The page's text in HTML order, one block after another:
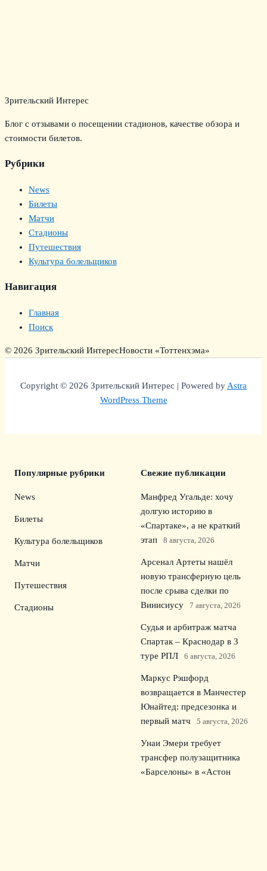
Зрительский Интерес
Блог с отзывами о посещении стадионов, качестве обзора и
стоимости билетов.
Рубрики
News
Билеты
Матчи
Стадионы
Путешествия
Культура болельщиков
Навигация
Главная
Поиск
© 2026 Зрительский ИнтересНовости «Тоттенхэма»
Copyright © 2026 Зрительский Интерес | Powered byAstra
WordPress Theme
Популярные рубрики
News
Билеты
Культура болельщиков
Матчи
Путешествия
Стадионы
Свежие публикации
Манфред Угальде: хочу
долгую историю в
«Спартаке», а не краткий
этап
8 августа, 2026
Арсенал Артеты нашёл
новую трансферную цель
после срыва сделки по
Винисиусу
7 августа, 2026
Судья и арбитраж матча
Спартак – Краснодар в 3
туре РПЛ
6 августа, 2026
Маркус Рэшфорд
возвращается в Манчестер
Юнайтед: предсезонка и
первый матч
5 августа, 2026
Унаи Эмери требует
трансфер полузащитника
«Барселоны» в «Астон